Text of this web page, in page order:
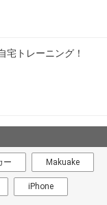
宅トレーニング！
ー Makuake
iPhone